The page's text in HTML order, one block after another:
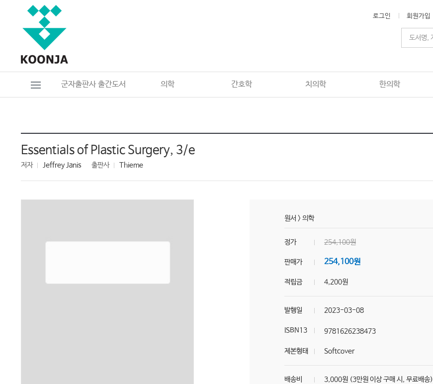
로그인 회원가입
군자출판사 출간도서 의학 간호학 치의학 한의학
Essentials of Plastic Surgery, 3/e
저자 Jeffrey Janis 출판사 Thieme
원서 > 의학
정가 254,100원
판매가 254,100원
적립금 4,200원
발행일 2023-03-08
ISBN13 9781626238473
제본형태 Softcover
배송비 3,000원 (3만원 이상 구매 시, 무료배송)